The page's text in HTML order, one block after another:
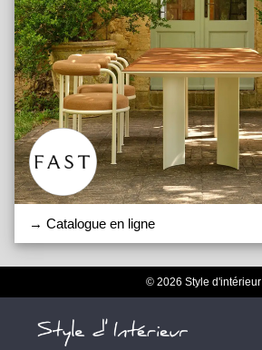
→ Catalogue en ligne
© 2026 Style d'intérieur